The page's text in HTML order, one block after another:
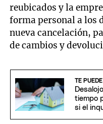
reubicados y la
forma personal a los
nueva cancelación,
de cambios y
TE
tiempo
si el